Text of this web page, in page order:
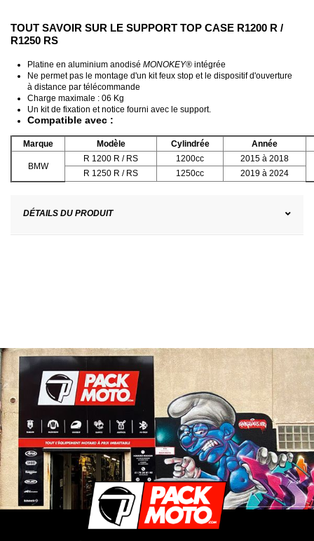
TOUT SAVOIR SUR LE SUPPORT TOP CASE R1200 R /
R1250 RS
Platine en aluminium anodisé MONOKEY® intégrée
Ne permet pas le montage d'un kit feux stop et le dispositif d'ouverture
à distance par télécommande
Charge maximale : 06 Kg
Un kit de fixation et notice fourni avec le support.
Compatible avec :
Marque Modèle Cylindrée Année
BMW
R 1200 R / RS 1200cc
2015 à 2018
R 1250 R / RS
1250cc 2019 à 2024
DÉTAILS DU PRODUIT